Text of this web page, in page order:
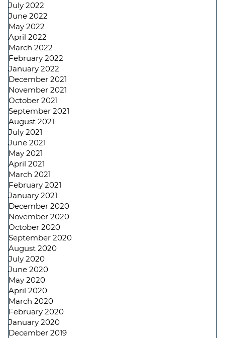
July 2022
June 2022
May 2022
April 2022
March 2022
February 2022
January 2022
December 2021
November 2021
October 2021
September 2021
August 2021
July 2021
June 2021
May 2021
April 2021
March 2021
February 2021
January 2021
December 2020
November 2020
October 2020
September 2020
August 2020
July 2020
June 2020
May 2020
April 2020
March 2020
February 2020
January 2020
December 2019